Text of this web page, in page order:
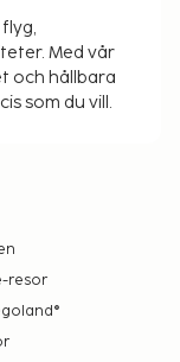
Med vår
och hållbara
som du vill.
resor